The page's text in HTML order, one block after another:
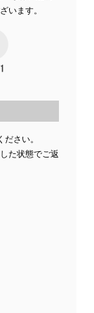
います。
さい。
た状態でご返